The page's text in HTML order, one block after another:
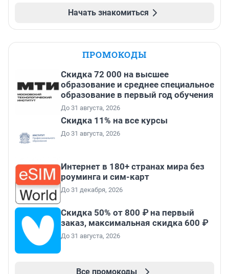
Начать знакомиться
ПРОМОКОДЫ
Скидка 72 000 на высшее
образование и среднее специальное
образование в первый год обучения
До 31 августа, 2026
Скидка 11% на все курсы
До 31 августа, 2026
Интернет в 180+ странах мира без
роуминга и сим-карт
До 31 декабря, 2026
Скидка 50% от 800 ₽ на первый
заказ, максимальная скидка 600 ₽
До 31 августа, 2026
Все промокоды